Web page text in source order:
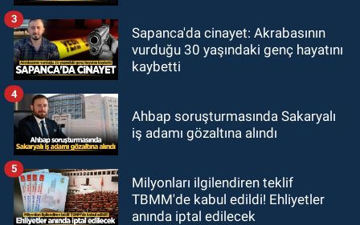
Sapanca'da cinayet: Akrabasının
vurduğu 30 yaşındaki genç hayatını
kaybetti
3
Ahbap soruşturmasında Sakaryalı
iş adamı gözaltına alındı
4
Milyonları ilgilendiren teklif
TBMM'de kabul edildi! Ehliyetler
anında iptal edilecek
5